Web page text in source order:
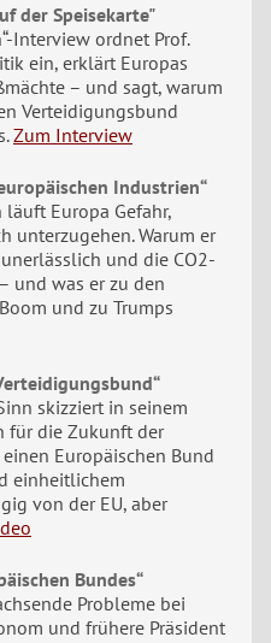
der Speisekarte"
Interview ordnet Prof.
ein, erklärt Europas
– und sagt, warum
Verteidigungsbund
Zum Interview
Industrien“
läuft Europa Gefahr,
unterzugehen. Warum er
und die CO2-
und was er zu den
und zu Trumps
skizziert in seinem
für die Zukunft der
Europäischen Bund
einheitlichem
von der EU, aber
Bundes“
Probleme bei
und frühere Präsident